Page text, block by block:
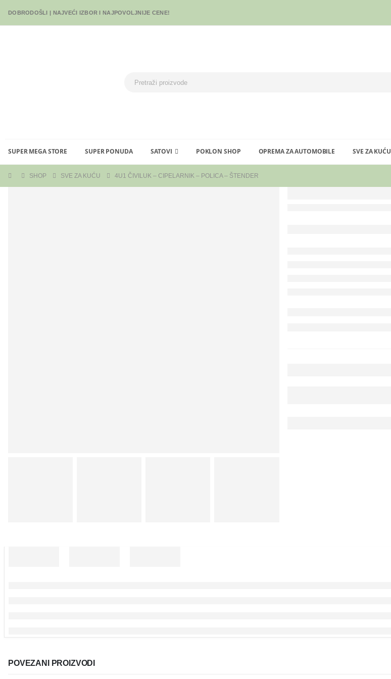
DOBRODOŠLI | NAJVEĆI IZBOR I NAJPOVOLJNIJE CENE!
SUPER MEGA STORE SUPER PONUDA SATOVI POKLON SHOP OPREMA ZA AUTOMOBILE SVE ZA KUĆU
SHOP SVE ZA KUĆU 4U1 ČIVILUK – CIPELARNIK – POLICA – ŠTENDER
POVEZANI PROIZVODI